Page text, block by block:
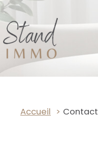
Accueil Contact